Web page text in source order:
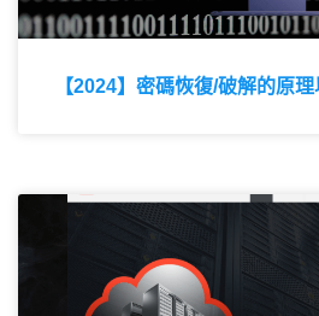
【2024】密碼恢復/破解的原